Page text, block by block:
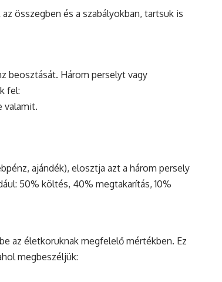
összegben és a szabályokban, tartsuk is
beosztását. Három perselyt vagy
fel:
valamit.
ajándék), elosztja azt a három persely
50% költés, 40% megtakarítás, 10%
az életkoruknak megfelelő mértékben. Ez
megbeszéljük: